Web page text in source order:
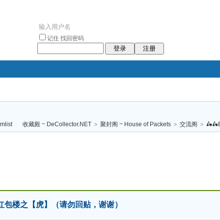
记住 找回密码
登录 注册
褔
袠袠袥眩褦
收藏殿 ~ DeCollector.NET > 聚封阁 ~ House of Packets > 交流阁 >
楼之【虎】（请勿回贴，谢谢）